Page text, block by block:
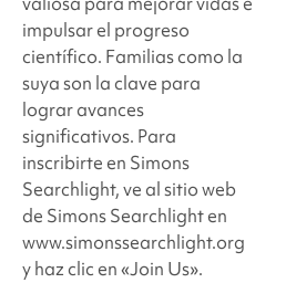
impulsar el progreso
científico. Familias como la
suya son la clave para
lograr avances
significativos. Para
inscribirte en Simons
Searchlight, ve al sitio web
de Simons Searchlight en
www.simonssearchlight.org
y haz clic en «Join Us».